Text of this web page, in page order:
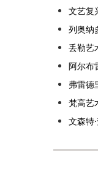
文艺复
列奥纳
丢勒艺
阿尔布
弗雷德
梵高艺
文森特